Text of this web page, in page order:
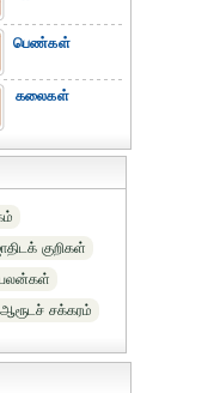
பெண்கள்
கலைகள்
குறிகள்
சக்கரம்